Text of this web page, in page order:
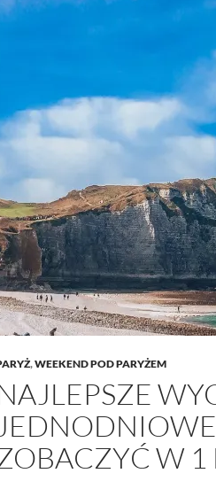
,WEEKEND POD PARYŻEM
W 1